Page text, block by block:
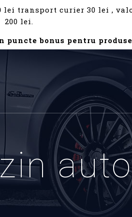
lei transport curier 30 lei ,
200 lei.
puncte bonus pentru
auto